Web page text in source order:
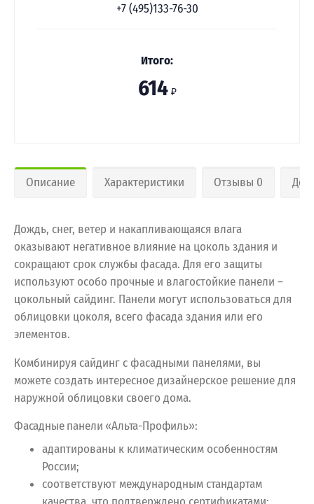
+7 (495)133-76-30
Итого:
614 ₽
Описание Характеристики Отзывы 0
Дождь, снег, ветер и накапливающаяся влага
оказывают негативное влияние на цоколь здания и
сокращают срок службы фасада. Для его защиты
используют особо прочные и влагостойкие панели –
цокольный сайдинг. Панели могут использоваться для
облицовки цоколя, всего фасада здания или его
элементов.
Комбинируя сайдинг с фасадными панелями, вы
можете создать интересное дизайнерское решение для
наружной облицовки своего дома.
Фасадные панели «Альта-Профиль»:
адаптированы к климатическим особенностям
России;
соответствуют международным стандартам